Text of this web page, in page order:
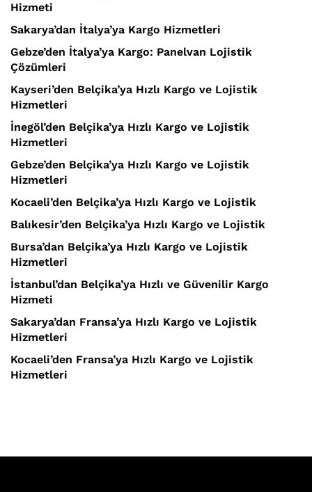
Hizmeti
Sakarya’dan İtalya’ya Kargo Hizmetleri
Gebze’den İtalya’ya Kargo: Panelvan Lojistik
Çözümleri
Kayseri’den Belçika’ya Hızlı Kargo ve Lojistik
Hizmetleri
İnegöl’den Belçika’ya Hızlı Kargo ve Lojistik
Hizmetleri
Gebze’den Belçika’ya Hızlı Kargo ve Lojistik
Hizmetleri
Kocaeli’den Belçika’ya Hızlı Kargo ve Lojistik
Balıkesir’den Belçika’ya Hızlı Kargo ve Lojistik
Bursa’dan Belçika’ya Hızlı Kargo ve Lojistik
Hizmetleri
İstanbul’dan Belçika’ya Hızlı ve Güvenilir Kargo
Hizmeti
Sakarya’dan Fransa’ya Hızlı Kargo ve Lojistik
Hizmetleri
Kocaeli’den Fransa’ya Hızlı Kargo ve Lojistik
Hizmetleri